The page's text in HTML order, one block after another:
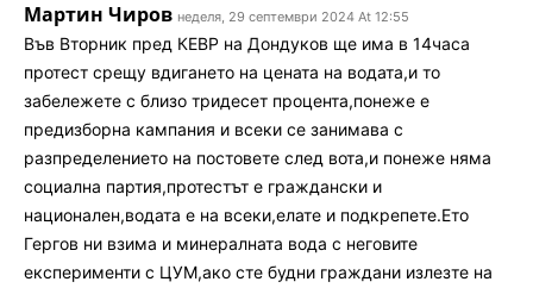
Мартин Чиров неделя, 29 септември 2024 At 12:55
Във Вторник пред КЕВР на Дондуков ще има в 14часа
протест срещу вдигането на цената на водата,и то
забележете с близо тридесет процента,понеже е
предизборна кампания и всеки се занимава с
разпределението на постовете след вота,и понеже няма
социална партия,протестът е граждански и
национален,водата е на всеки,елате и подкрепете.Ето
Гергов ни взима и минералната вода с неговите
експерименти с ЦУМ,ако сте будни граждани излезте на